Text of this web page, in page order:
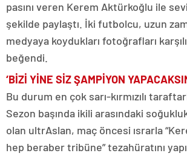
pasını veren Kerem Aktürkoğlu ile
şekilde paylaştı. İki futbolcu, uzun
medyaya koydukları fotoğrafları
beğendi.
‘BİZİ YİNE SİZ ŞAMPİYON
Bu durum en çok sarı-kırmızılı
Sezon başında ikili arasındaki
olan ultrAslan, maç öncesi ısrarla
hep beraber tribüne” tezahüratını